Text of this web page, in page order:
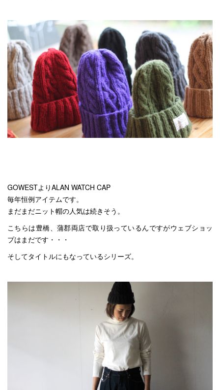
GOWESTよりALAN WATCH CAP
毎年恒例アイテムです。
まだまだニット帽の人気は続きそう。
こちらは豊橋、蒲郡両店で取り扱っているんですがウェブショッ
プはまだです・・・
そしてタイトルにもなっているシリーズ。